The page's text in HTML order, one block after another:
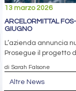
13 marzo 2026
ARCELORMITTAL
GIUGNO
L’azienda annuncia
Prosegue il progetto
di Sarah Falsone
Altre News